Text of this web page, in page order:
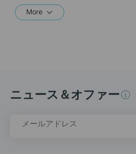
More
ニュース＆オファー
メールアドレス